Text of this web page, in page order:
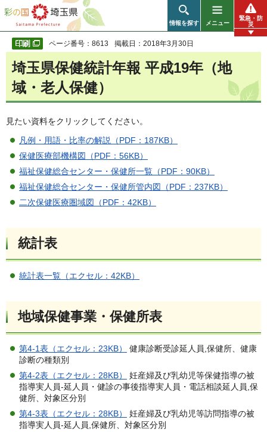
彩の国 埼玉県
情報を探す メニュー
緊急・防
災
ページ番号：8613 掲載日：2018年3月30日
埼玉県保健統計年報 平成19年（地
域・老人保健）
見たい資料をクリックしてください。
凡例・用語・比率の解説（PDF：187KB）
保健医療部機構図（PDF：56KB）
福祉保健総合センター・保健所一覧（PDF：90KB）
福祉保健総合センター・保健所管内図（PDF：237KB）
二次保健医療圏域図（PDF：42KB）
統計表
統計表一覧（エクセル：42KB）
地域保健事業・保健所表
第4-1表（エクセル：23KB）
健康診断受診延人員,保健所、健康
診断の種類別
第4-2表（エクセル：28KB）
妊産婦及び乳幼児等保健指導の被
指導実人員-延人員・健診の事後指導実人員・電話相談延人員,保
健所、対象区分別
第4-3表（エクセル：28KB）
妊産婦及び乳幼児等訪問指導の被
指導実人員-延人員,保健所、対象区分別